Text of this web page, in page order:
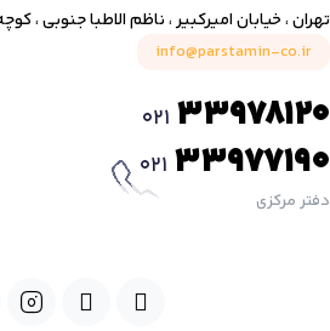
تهران ، خیابان امیرکبیر ، ناظم الاطبا جنوبی ، کوچه کتانه
info@parstamin-co.ir
021 33978120
021 33977190
دفتر مرکزی